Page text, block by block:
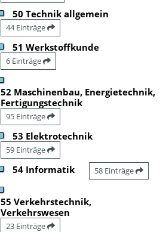
50 Technik allgemein
44 Einträge
51 Werkstoffkunde
6 Einträge
52 Maschinenbau, Energietechnik,
Fertigungstechnik
95 Einträge
53 Elektrotechnik
59 Einträge
54 Informatik 58 Einträge
55 Verkehrstechnik,
Verkehrswesen
23 Einträge